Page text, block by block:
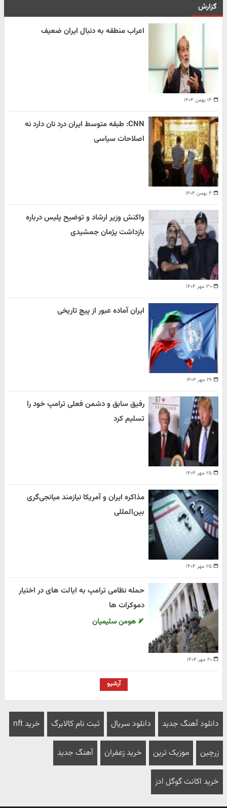
گزارش
۱۴ بهمن ۱۴۰۴
اعراب منطقه به دنبال ایران ضعیف
۴ بهمن ۱۴۰۴
CNN: طبقه متوسط ایران درد نان دارد نه
اصلاحات سیاسی
۳۰ مهر ۱۴۰۴
واکنش وزیر ارشاد و توضیح پلیس درباره
بازداشت پژمان جمشیدی
۲۶ مهر ۱۴۰۴
ایران آماده عبور از پیچ تاریخی
۲۵ مهر ۱۴۰۴
رفیق سابق و دشمن فعلی ترامپ خود را
تسلیم کرد
۲۵ مهر ۱۴۰۴
مذاکره ایران و آمریکا نیازمند میانجی‌گری
بین‌المللی
۲۰ مهر ۱۴۰۴
حمله نظامی ترامپ به ایالت های در اختیار
دموکرات ها
هومن سلیمیان
آرشیو
دانلود آهنگ جدید دانلود سریال ثبت نام کالابرگ خرید nft
زرچین موزیک ترین خرید زعفران آهنگ جدید
خرید اکانت گوگل ادز